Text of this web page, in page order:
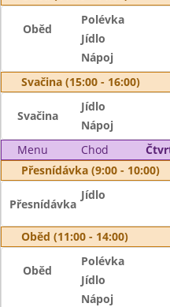
Oběd
Polévka
Jídlo
Nápoj
Svačina (15:00 - 16:00)
Svačina
Jídlo
Nápoj
Menu
Chod
Přesnídávka (9:00 - 10:00)
Přesnídávka
Jídlo
Oběd (11:00 - 14:00)
Oběd
Polévka
Jídlo
Nápoj